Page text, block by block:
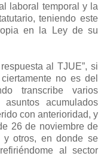
laboral temporal y la
teniendo este
en la Ley de su
al TJUE”, si
no es del
transcribe varios
acumulados
con anterioridad, y
26 de noviembre de
y otros, en donde se
al sector